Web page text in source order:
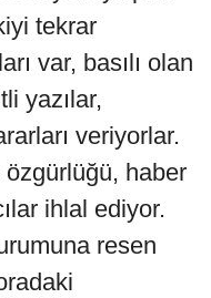
tekrar
var, basılı olan
yazılar,
veriyorlar.
haber
ihlal ediyor.
resen